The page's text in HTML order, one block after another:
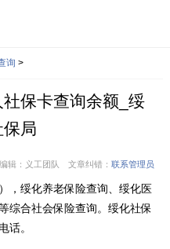
询 >
保卡查询余额_绥
局
辑：义工团队 文章纠错： 联系管理员
，绥化养老保险查询、绥化医
综合社会保险查询。绥化社保
话。